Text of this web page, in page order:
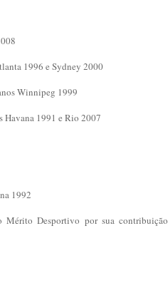
1996 e Sydney 2000
Winnipeg 1999
Havana 1991 e Rio 2007
1992
Mérito Desportivo por sua contribuição